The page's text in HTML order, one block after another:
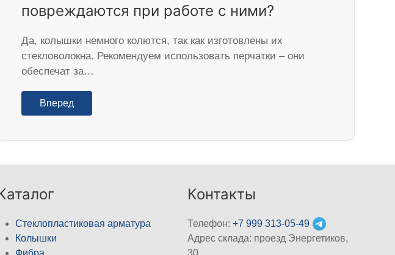
повреждаются при работе с ними?
Да, колышки немного колются, так как изготовлены их
стекловолокна. Рекомендуем использовать перчатки – они
обеспечат за…
Вперед
Стеклопластиковая арматура
Колышки
Фибра
Контакты
Телефон:+7 999 313-05-49
Адрес склада: проезд Энергетиков,
30